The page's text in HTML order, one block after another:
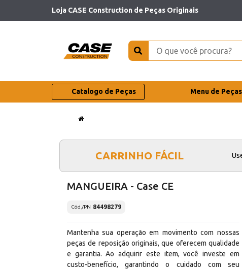
Loja CASE Construction de Peças Originais
Catalogo de Peças Menu de Peças
CARRINHO FÁCIL
MANGUEIRA - Case CE
Cód./PN 84498279
Mantenha sua operação em movimento com nossas
peças de reposição originais, que oferecem qualidade
e garantia. Ao adquirir este item, você investe em
custo-benefício, garantindo o cuidado com seu